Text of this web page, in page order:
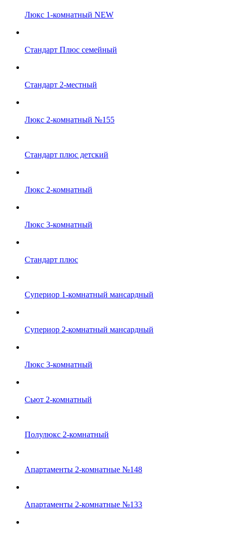
Люкс 1-комнатный NEW
Стандарт Плюс семейный
Стандарт 2-местный
Люкс 2-комнатный №155
Стандарт плюс детский
Люкс 2-комнатный
Люкс 3-комнатный
Стандарт плюс
Супериор 1-комнатный мансардный
Супериор 2-комнатный мансардный
Люкс 3-комнатный
Сьют 2-комнатный
Полулюкс 2-комнатный
Апартаменты 2-комнатные №148
Апартаменты 2-комнатные №133